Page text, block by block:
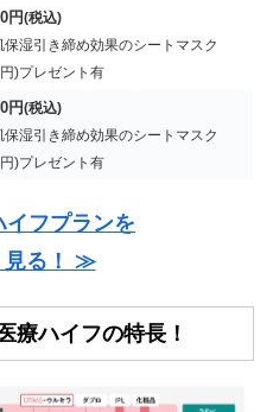
円(税込)
湿引き締め効果のシートマスク
)プレゼント有
円(税込)
湿引き締め効果のシートマスク
)プレゼント有
イフプランを
見る！ ≫
療ハイフの特長！